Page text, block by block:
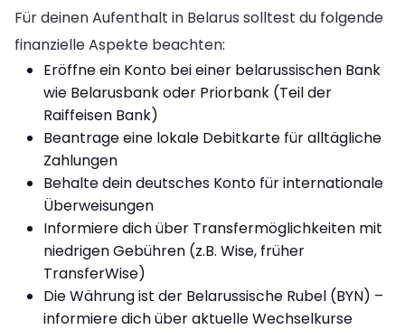
Für deinen Aufenthalt in Belarus solltest du folgende
finanzielle Aspekte beachten:
Eröffne ein Konto bei einer belarussischen Bank
wie Belarusbank oder Priorbank (Teil der
Raiffeisen Bank)
Beantrage eine lokale Debitkarte für alltägliche
Zahlungen
Behalte dein deutsches Konto für internationale
Überweisungen
Informiere dich über Transfermöglichkeiten mit
niedrigen Gebühren (z.B. Wise, früher
TransferWise)
Die Währung ist der Belarussische Rubel (BYN) –
informiere dich über aktuelle Wechselkurse